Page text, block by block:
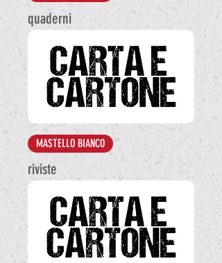
quaderni
MASTELLO BIANCO
riviste